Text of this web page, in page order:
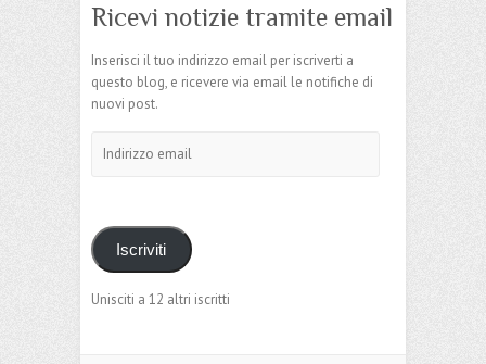
Ricevi notizie tramite email
Inserisci il tuo indirizzo email per iscriverti a
questo blog, e ricevere via email le notifiche di
nuovi post.
email
Iscriviti
Unisciti a 12 altri iscritti